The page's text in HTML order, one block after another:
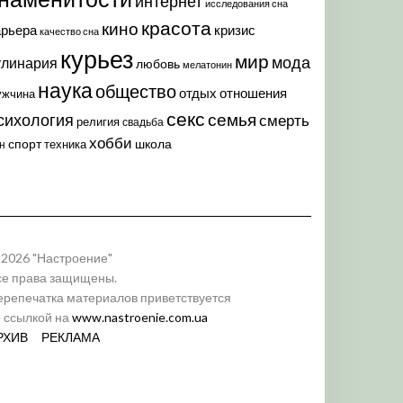
исследования сна
качество сна кино красота кризис
курьез любовь мелатонин мир мода
наукаобществоотдых отношения
религия свадьба секссемья смерть
спорттехникахобби школа
"Настроение"
права защищены.
материалов приветствуется
ссылкой на www.nastroenie.com.ua
РЕКЛАМА